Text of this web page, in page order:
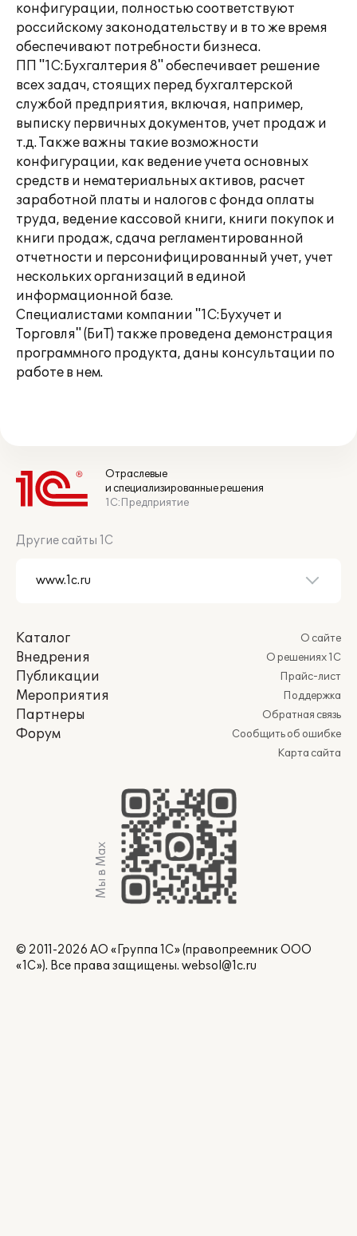
конфигурации, полностью соответствуют
российскому законодательству и в то же время
обеспечивают потребности бизнеса.
ПП "1С:Бухгалтерия 8" обеспечивает решение
всех задач, стоящих перед бухгалтерской
службой предприятия, включая, например,
выписку первичных документов, учет продаж и
т.д. Также важны такие возможности
конфигурации, как ведение учета основных
средств и нематериальных активов, расчет
заработной платы и налогов с фонда оплаты
труда, ведение кассовой книги, книги покупок и
книги продаж, сдача регламентированной
отчетности и персонифицированный учет, учет
нескольких организаций в единой
информационной базе.
Специалистами компании "1С:Бухучет и
Торговля" (БиТ) также проведена демонстрация
программного продукта, даны консультации по
работе в нем.
Отраслевые
и специализированные решения
1С:Предприятие
Другие сайты 1С
Каталог
Внедрения
Публикации
Мероприятия
Партнеры
Форум
О сайте
О решениях 1С
Прайс-лист
Поддержка
Обратная связь
Сообщить об ошибке
Карта сайта
Мы в Max
© 2011-2026 АО «Группа 1С» (правопреемник ООО
«1С»). Все права защищены. websol@1c.ru